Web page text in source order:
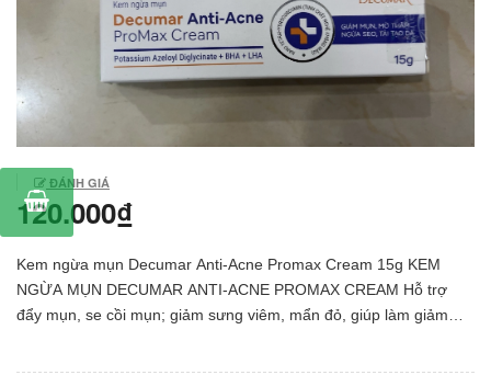
ĐÁNH GIÁ
120.000₫
Kem ngừa mụn Decumar Anti-Acne Promax Cream 15g KEM
NGỪA MỤN DECUMAR ANTI-ACNE PROMAX CREAM Hỗ trợ
đẩy mụn, se cồi mụn; giảm sưng viêm, mẩn đỏ, giúp làm giảm